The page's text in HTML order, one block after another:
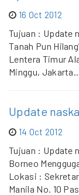
16 Oct 2012
Tujuan : Update
Tanah Pun
Lentera Timur
Minggu,
Update
14 Oct 2012
Tujuan : Update
Borneo
Lokasi :
Manila No. 10